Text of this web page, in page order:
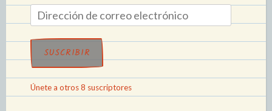
SUSCRIBIR
Únete a otros 8 suscriptores